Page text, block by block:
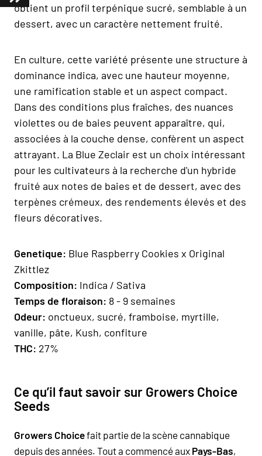
obtient un profil terpénique sucré, semblable à un
dessert, avec un caractère nettement fruité.
En culture, cette variété présente une structure à
dominance indica, avec une hauteur moyenne,
une ramification stable et un aspect compact.
Dans des conditions plus fraîches, des nuances
violettes ou de baies peuvent apparaître, qui,
associées à la couche dense, confèrent un aspect
attrayant. La Blue Zeclair est un choix intéressant
pour les cultivateurs à la recherche d'un hybride
fruité aux notes de baies et de dessert, avec des
terpènes crémeux, des rendements élevés et des
fleurs décoratives.
Genetique: Blue Raspberry Cookies x Original
Zkittlez
Composition: Indica / Sativa
Temps de floraison: 8 - 9 semaines
Odeur: onctueux, sucré, framboise, myrtille,
vanille, pâte, Kush, confiture
THC: 27%
Ce qu’il faut savoir sur Growers Choice
Seeds
Growers Choicefait partie de la scène cannabique
depuis des années. Tout a commencé aux Pays-Bas,